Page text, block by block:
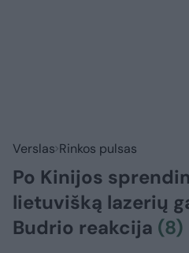
Verslas Rinkos pulsas
Po Kinijos
lietuvišką lazerių
Budrio reakcija (8)